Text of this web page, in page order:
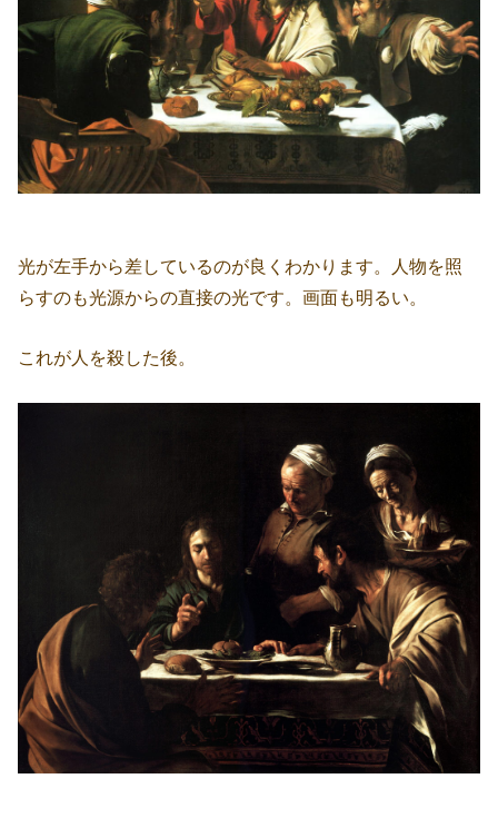
光が左手から差しているのが良くわかります。人物を照
らすのも光源からの直接の光です。画面も明るい。
これが人を殺した後。